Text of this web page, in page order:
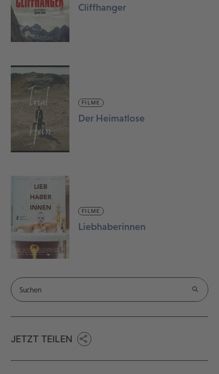
Cliffhanger
FILME
Der Heimatlose
FILME
Liebhaberinnen
JETZT TEILEN